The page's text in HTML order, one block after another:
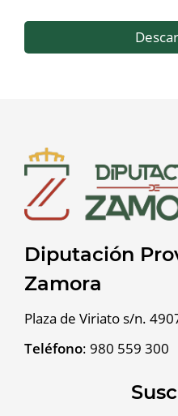
Diputación
Zamora
Plaza de Viriato s/n.
Teléfono: 980 559 300